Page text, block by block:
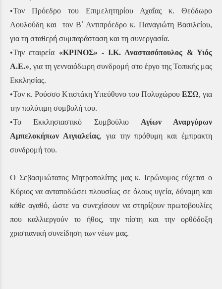
•Τον Πρόεδρο του Επιμελητηρίου Αχαΐας κ. Θεόδωρο
Λουλούδη και τον Β΄ Αντιπρόεδρο κ. Παναγιώτη Βασιλείου,
για τη σταθερή συμπαράσταση και τη συνεργασία.
•Την εταιρεία «ΚΡΙΝΟΣ» - Ι.Κ. Αναστασόπουλος & Υιός
Α.Ε.», για τη γενναιόδωρη συνδρομή στο έργο της Τοπικής μας
Εκκλησίας.
•Τον κ. Ρούσσο Κτιστάκη Υπεύθυνο του Πολυχώρου ΕΣΩ, για
την πολύτιμη συμβολή του.
•Το Εκκλησιαστικό Συμβούλιο
Αγίων Αναργύρων
Αμπελοκήπων Αιγιαλείας, για την πρόθυμη και έμπρακτη
συνδρομή του.
Ο Σεβασμιώτατος Μητροπολίτης μας κ. Ιερώνυμος εύχεται ο
Κύριος να ανταποδώσει πλουσίως σε όλους υγεία, δύναμη και
κάθε αγαθό, ώστε να συνεχίσουν να στηρίζουν πρωτοβουλίες
που καλλιεργούν το ήθος, την πίστη και την ορθόδοξη
χριστιανική συνείδηση των νέων μας.